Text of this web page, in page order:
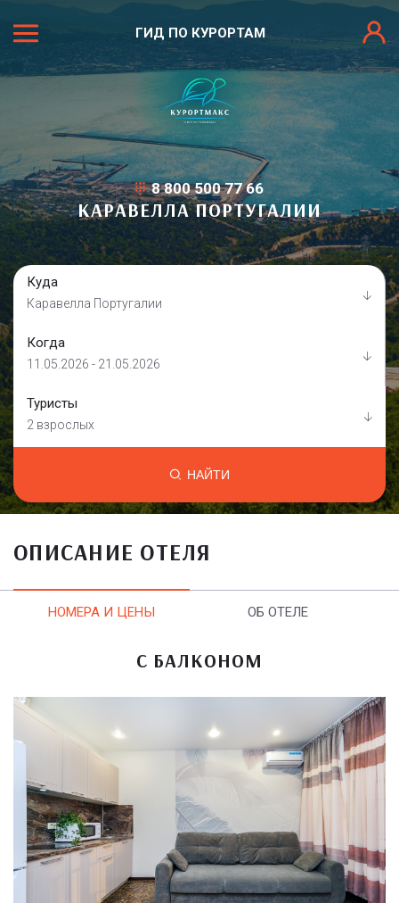
ГИД ПО КУРОРТАМ
8 800 500 77 66
КАРАВЕЛЛА ПОРТУГАЛИИ
Куда
Каравелла Португалии
Когда
11.05.2026 - 21.05.2026
Туристы
2 взрослых
НАЙТИ
ОПИСАНИЕ ОТЕЛЯ
НОМЕРА И ЦЕНЫ ОБ ОТЕЛЕ
С БАЛКОНОМ